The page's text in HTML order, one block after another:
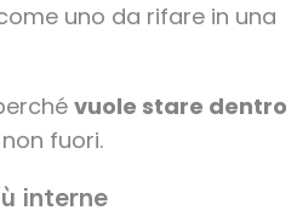
uno da rifare in una
vuole stare dentro
fuori.
interne